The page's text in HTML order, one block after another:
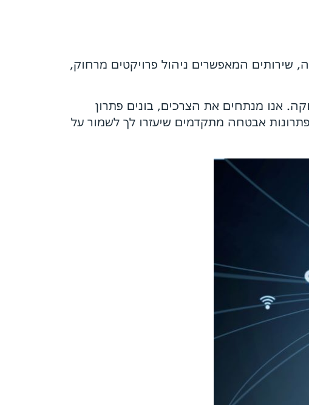
שירותים המאפשרים ניהול פרויקטים מרחוק,
אנו מנתחים את הצרכים, בונים פתרון
פתרונות אבטחה מתקדמים שיעזרו לך לשמור על